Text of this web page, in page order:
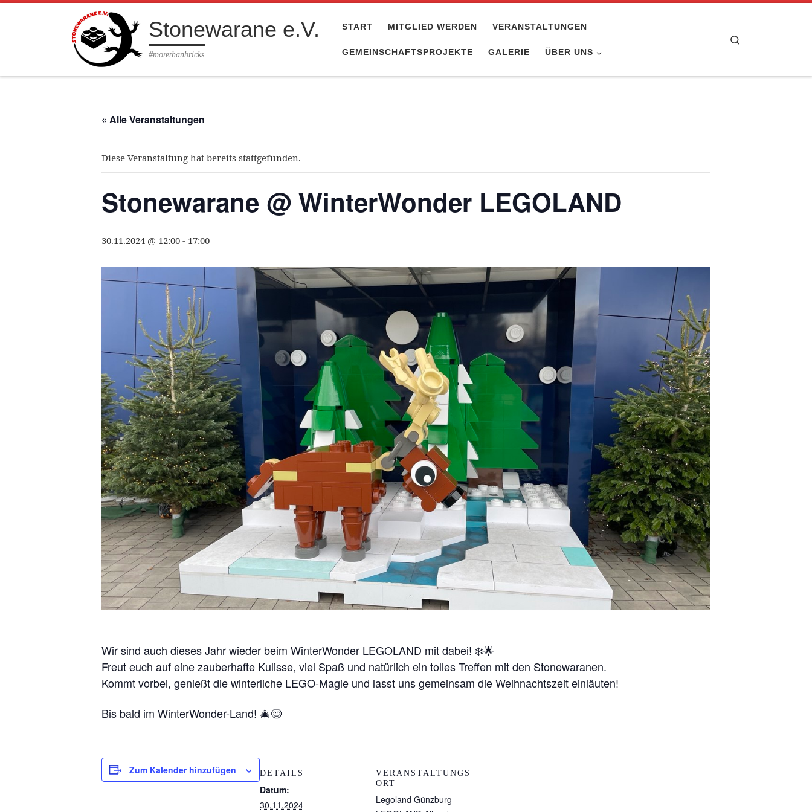
Zum Inhalt springen Stonewarane e.V.
#morethanbricks
START MITGLIED WERDEN VERANSTALTUNGEN
GEMEINSCHAFTSPROJEKTE GALERIE ÜBER UNS
« Alle Veranstaltungen
Diese Veranstaltung hat bereits stattgefunden.
Stonewarane @ WinterWonder LEGOLAND
30.11.2024 @ 12:00 - 17:00
Wir sind auch dieses Jahr wieder beim WinterWonder LEGOLAND mit dabei! ❄️🌟
Freut euch auf eine zauberhafte Kulisse, viel Spaß und natürlich ein tolles Treffen mit den Stonewaranen.
Kommt vorbei, genießt die winterliche LEGO-Magie und lasst uns gemeinsam die Weihnachtszeit einläuten!
Bis bald im WinterWonder-Land! 🎄😊
Zum Kalender hinzufügen DETAILS
Datum:
30.11.2024
VERANSTALTUNGS
ORT
Legoland Günzburg